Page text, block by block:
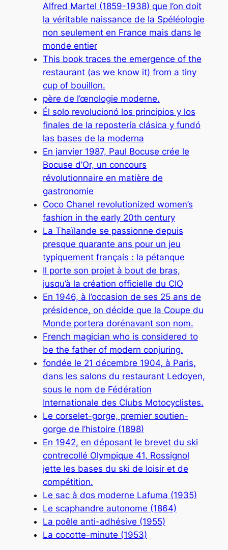
Alfred Martel (1859-1938) que l’on doit
la véritable naissance de la Spéléologie
non seulement en France mais dans le
monde entier
This book traces the emergence of the
restaurant (as we know it) from a tiny
cup of bouillon.
père de l’œnologie moderne.
Él solo revolucionó los principios y los
finales de la repostería clásica y fundó
las bases de la moderna
En janvier 1987, Paul Bocuse crée le
Bocuse d’Or, un concours
révolutionnaire en matière de
gastronomie
Coco Chanel revolutionized women’s
fashion in the early 20th century
La Thaïlande se passionne depuis
presque quarante ans pour un jeu
typiquement français : la pétanque
Il porte son projet à bout de bras,
jusqu’à la création officielle du CIO
En 1946, à l’occasion de ses 25 ans de
présidence, on décide que la Coupe du
Monde portera dorénavant son nom.
French magician who is considered to
be the father of modern conjuring.
fondée le 21 décembre 1904, à Paris,
dans les salons du restaurant Ledoyen,
sous le nom de Fédération
Internationale des Clubs Motocyclistes.
Le corselet-gorge, premier soutien-
gorge de l’histoire (1898)
En 1942, en déposant le brevet du ski
contrecollé Olympique 41, Rossignol
jette les bases du ski de loisir et de
compétition.
Le sac à dos moderne Lafuma (1935)
Le scaphandre autonome (1864)
La poêle anti-adhésive (1955)
La cocotte-minute (1953)